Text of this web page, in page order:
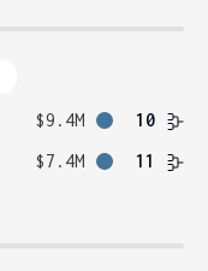
$9.4M
10
$7.4M 11